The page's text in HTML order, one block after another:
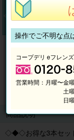
(商品イ
商品説明
◇◆◇お得な3本セッ
操作でご不明な点
コープデリ eフレン
営業時間： 月曜〜金
土
日